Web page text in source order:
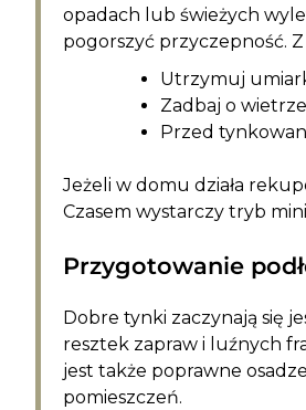
opadach lub świeżych
pogorszyć przyczepność.
Utrzymuj
Zadbaj o
Przed
Jeżeli w domu działa
Czasem wystarczy tryb
Przygotowanie
Dobre tynki zaczynają się
resztek zapraw i luźnych
jest także poprawne
pomieszczeń.